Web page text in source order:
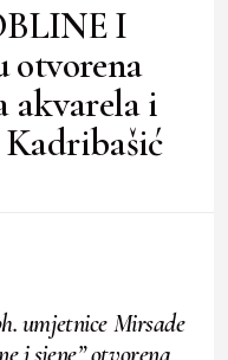
I
otvorena
akvarela i
umjetnice Mirsade